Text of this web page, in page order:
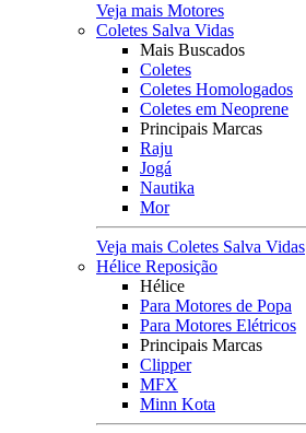
Veja mais Motores
Coletes Salva Vidas
Mais Buscados
Coletes
Coletes Homologados
Coletes em Neoprene
Principais Marcas
Raju
Jogá
Nautika
Mor
Veja mais Coletes Salva Vidas
Hélice Reposição
Hélice
Para Motores de Popa
Para Motores Elétricos
Principais Marcas
Clipper
MFX
Minn Kota